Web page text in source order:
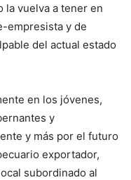
la vuelva a tener en
empresista y de
del actual estado
en los jóvenes,
y
y más por el futuro
exportador,
subordinado al